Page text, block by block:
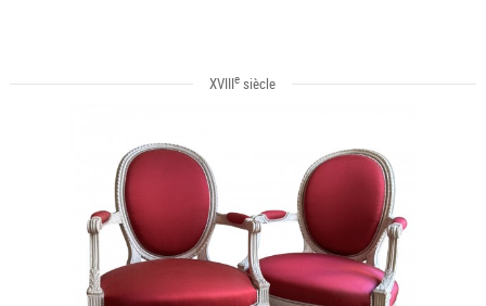
XVIIIe siècle